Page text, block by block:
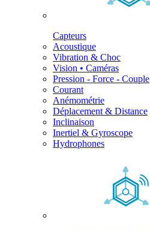
Capteurs
Acoustique
Vibration & Choc
Vision • Caméras
Pression - Force - Couple
Courant
Anémométrie
Déplacement & Distance
Inclinaison
Inertiel & Gyroscope
Hydrophones